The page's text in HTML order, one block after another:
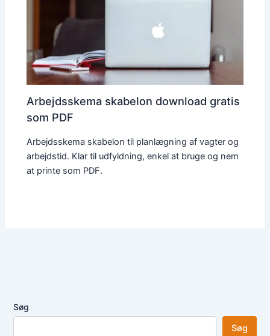
Arbejdsskema skabelon download gratis
som PDF
Arbejdsskema skabelon til planlægning af vagter og
arbejdstid. Klar til udfyldning, enkel at bruge og nem
at printe som PDF.
Søg
Søg